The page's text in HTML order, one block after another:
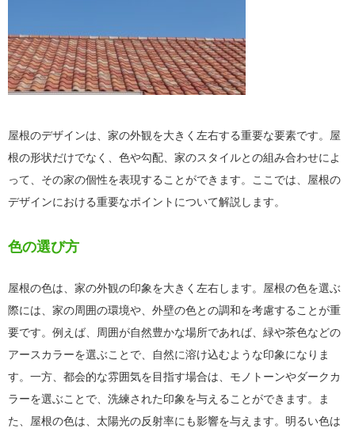
屋根のデザインは、家の外観を大きく左右する重要な要素です。屋
根の形状だけでなく、色や勾配、家のスタイルとの組み合わせによ
って、その家の個性を表現することができます。ここでは、屋根の
デザインにおける重要なポイントについて解説します。
色の選び方
屋根の色は、家の外観の印象を大きく左右します。屋根の色を選ぶ
際には、家の周囲の環境や、外壁の色との調和を考慮することが重
要です。例えば、周囲が自然豊かな場所であれば、緑や茶色などの
アースカラーを選ぶことで、自然に溶け込むような印象になりま
す。一方、都会的な雰囲気を目指す場合は、モノトーンやダークカ
ラーを選ぶことで、洗練された印象を与えることができます。ま
た、屋根の色は、太陽光の反射率にも影響を与えます。明るい色は